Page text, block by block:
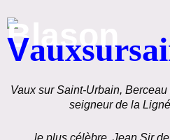
V
Vaux sur Saint-Urbain,
seigneur de la
le plus célèbre, Jean Sir